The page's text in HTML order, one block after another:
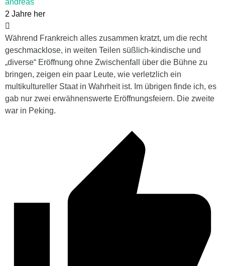
andreas
2 Jahre her
Während Frankreich alles zusammen kratzt, um die recht
geschmacklose, in weiten Teilen süßlich-kindische und
„diverse“ Eröffnung ohne Zwischenfall über die Bühne zu
bringen, zeigen ein paar Leute, wie verletzlich ein
multikultureller Staat in Wahrheit ist. Im übrigen finde ich, es
gab nur zwei erwähnenswerte Eröffnungsfeiern. Die zweite
war in Peking.